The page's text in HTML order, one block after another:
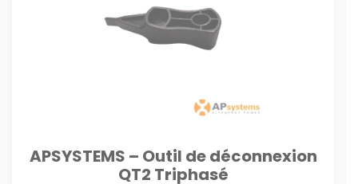
APSYSTEMS – Outil de déconnexion
QT2 Triphasé